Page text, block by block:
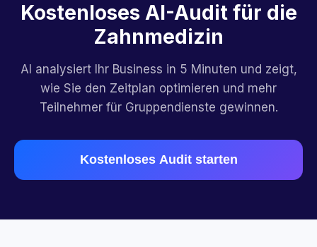
Kostenloses AI-Audit für die
Zahnmedizin
AI analysiert Ihr Business in 5 Minuten und zeigt,
wie Sie den Zeitplan optimieren und mehr
Teilnehmer für Gruppendienste gewinnen.
Kostenloses Audit starten